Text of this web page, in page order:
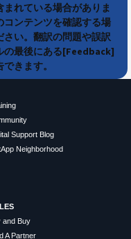
れている場合がありま
ンテンツを確認する場
い。翻訳の問題や誤訳
の最後にある[Feedback]
きます。
Support Blog
Neighborhood
and Buy
A Partner